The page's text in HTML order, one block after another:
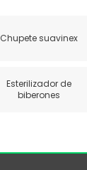
Chupete suavinex
Esterilizador de
biberones